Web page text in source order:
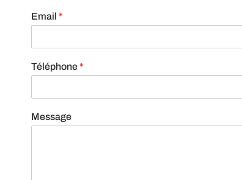
Email *
Téléphone*
Message